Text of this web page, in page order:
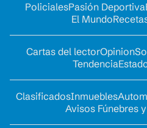
PolicialesPasión Deportiva
El Mundo
Cartas del lectorOpinion
Tendencia
ClasificadosInmuebles
Avisos Fúnebres